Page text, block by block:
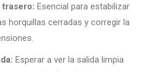
Esencial para estabilizar
horquillas cerradas y corregir la
Esperar a ver la salida limpia